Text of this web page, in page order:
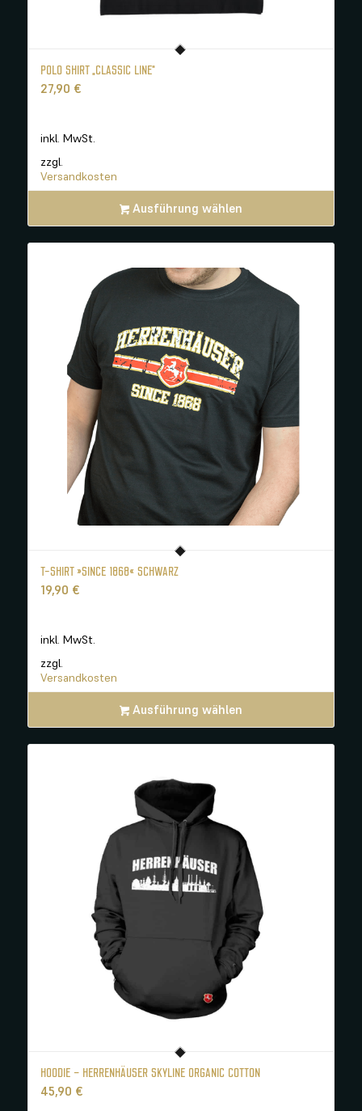
POLO SHIRT „CLASSIC LINE“
27,90 €
inkl. MwSt.
zzgl.
Versandkosten
Ausführung wählen
T-SHIRT »SINCE 1868« SCHWARZ
19,90 €
inkl. MwSt.
zzgl.
Versandkosten
Ausführung wählen
HOODIE – HERRENHÄUSER SKYLINE ORGANIC COTTON
45,90 €